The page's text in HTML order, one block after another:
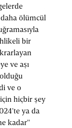
daha ölümcül
bir
ve aşı
ve o
hiçbir şey
ya da
kadar"